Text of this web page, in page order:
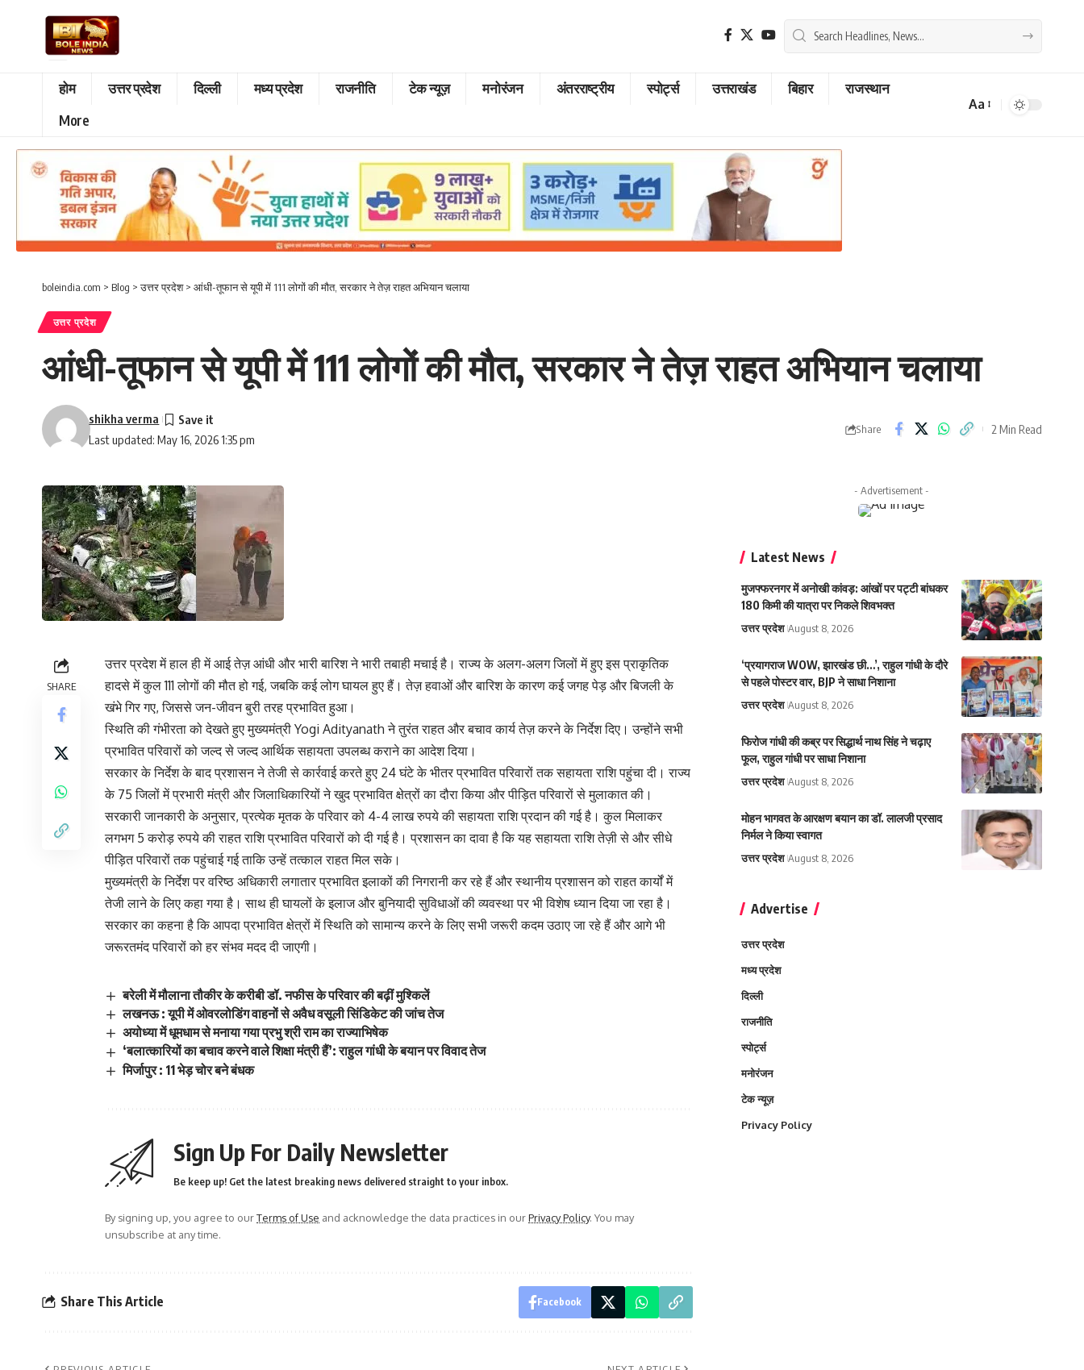
होम उत्तर प्रदेश दिल्ली मध्य प्रदेश राजनीति टेक न्यूज़ मनोरंजन अंतरराष्ट्रीय स्पोर्ट्स उत्तराखंड बिहार
राजस्थान
More
Font
Aa
boleindia.com > Blog >उत्तर प्रदेश> आंधी-तूफान से यूपी में 111 लोगों की मौत, सरकार ने तेज़ राहत अभियान चलाया
उत्तर प्रदेश
आंधी-तूफान से यूपी में 111 लोगों की मौत, सरकार ने तेज़ राहत अभियान चलाया
Last updated: May 16, 2026 1:35 pm
shikha verma
Share 2 Min Read
SHARE
उत्तर प्रदेश में हाल ही में आई तेज़ आंधी और भारी बारिश ने भारी तबाही मचाई है। राज्य के अलग-अलग जिलों में हुए इस प्राकृतिक
हादसे में कुल 111 लोगों की मौत हो गई, जबकि कई लोग घायल हुए हैं। तेज़ हवाओं और बारिश के कारण कई जगह पेड़ और बिजली के
खंभे गिर गए, जिससे जन-जीवन बुरी तरह प्रभावित हुआ।
स्थिति की गंभीरता को देखते हुए मुख्यमंत्री Yogi Adityanath ने तुरंत राहत और बचाव कार्य तेज़ करने के निर्देश दिए। उन्होंने सभी
प्रभावित परिवारों को जल्द से जल्द आर्थिक सहायता उपलब्ध कराने का आदेश दिया।
सरकार के निर्देश के बाद प्रशासन ने तेजी से कार्रवाई करते हुए 24 घंटे के भीतर प्रभावित परिवारों तक सहायता राशि पहुंचा दी। राज्य
के 75 जिलों में प्रभारी मंत्री और जिलाधिकारियों ने खुद प्रभावित क्षेत्रों का दौरा किया और पीड़ित परिवारों से मुलाकात की।
सरकारी जानकारी के अनुसार, प्रत्येक मृतक के परिवार को 4-4 लाख रुपये की सहायता राशि प्रदान की गई है। कुल मिलाकर
लगभग 5 करोड़ रुपये की राहत राशि प्रभावित परिवारों को दी गई है। प्रशासन का दावा है कि यह सहायता राशि तेज़ी से और सीधे
पीड़ित परिवारों तक पहुंचाई गई ताकि उन्हें तत्काल राहत मिल सके।
मुख्यमंत्री के निर्देश पर वरिष्ठ अधिकारी लगातार प्रभावित इलाकों की निगरानी कर रहे हैं और स्थानीय प्रशासन को राहत कार्यों में
तेजी लाने के लिए कहा गया है। साथ ही घायलों के इलाज और बुनियादी सुविधाओं की व्यवस्था पर भी विशेष ध्यान दिया जा रहा है।
सरकार का कहना है कि आपदा प्रभावित क्षेत्रों में स्थिति को सामान्य करने के लिए सभी जरूरी कदम उठाए जा रहे हैं और आगे भी
जरूरतमंद परिवारों को हर संभव मदद दी जाएगी।
बरेली में मौलाना तौकीर के करीबी डॉ. नफीस के परिवार की बढ़ीं मुश्किलें
लखनऊ : यूपी में ओवरलोडिंग वाहनों से अवैध वसूली सिंडिकेट की जांच तेज
अयोध्या में धूमधाम से मनाया गया प्रभु श्री राम का राज्याभिषेक
‘बलात्कारियों का बचाव करने वाले शिक्षा मंत्री हैं’: राहुल गांधी के बयान पर विवाद तेज
मिर्जापुर : 11 भेड़ चोर बने बंधक
Sign Up For Daily Newsletter
Be keep up! Get the latest breaking news delivered straight to your inbox.
By signing up, you agree to ourTerms of Use and acknowledge the data practices in ourPrivacy Policy. You may
unsubscribe at any time.
Share This Article Facebook
- Advertisement -
Latest News
मुजफ्फरनगर में अनोखी कांवड़: आंखों पर पट्टी बांधकर
180 किमी की यात्रा पर निकले शिवभक्त
उत्तर प्रदेश August 8, 2026
‘प्रयागराज WOW, झारखंड छी…’, राहुल गांधी के दौरे
से पहले पोस्टर वार, BJP ने साधा निशाना
उत्तर प्रदेश August 8, 2026
फिरोज गांधी की कब्र पर सिद्धार्थ नाथ सिंह ने चढ़ाए
फूल, राहुल गांधी पर साधा निशाना
उत्तर प्रदेश August 8, 2026
मोहन भागवत के आरक्षण बयान का डॉ. लालजी प्रसाद
निर्मल ने किया स्वागत
उत्तर प्रदेश August 8, 2026
Advertise
उत्तर प्रदेश
मध्य प्रदेश
दिल्ली
राजनीति
स्पोर्ट्स
मनोरंजन
टेक न्यूज़
Privacy Policy